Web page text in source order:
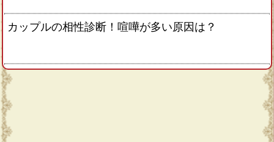
カップルの相性診断！喧嘩が多い原因は？